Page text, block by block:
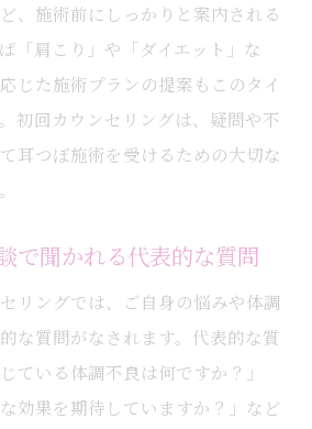
、施術前にしっかりと案内される
「肩こり」や「ダイエット」な
じた施術プランの提案もこのタイ
初回カウンセリングは、疑問や不
耳つぼ施術を受けるための大切な
で聞かれる代表的な質問
リングでは、ご自身の悩みや体調
な質問がなされます。代表的な質
ている体調不良は何ですか？」
効果を期待していますか？」など